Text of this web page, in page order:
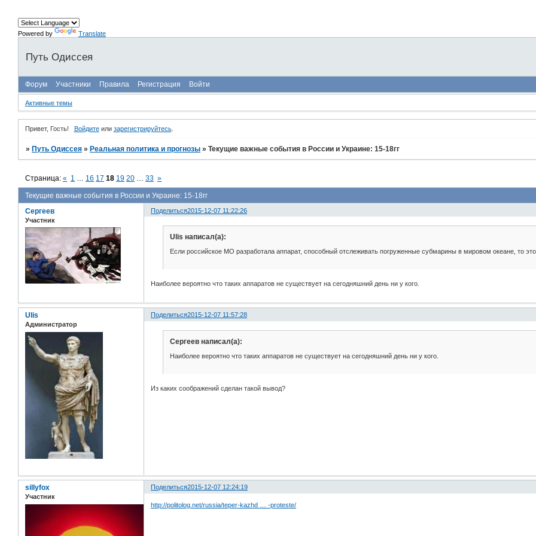
Powered by Translate
Путь Одиссея
Форум Участники Правила Регистрация Войти
Активные темы
Привет, Гость! Войдитеили зарегистрируйтесь.
» Путь Одиссея » Реальная политика и прогнозы »Текущие важные события в России и Украине: 15-18гг
Текущие важные события в России и Украине: 15-18гг
Страница:« 1 16 17 18 19 20 33 »
Поделиться2015-12-07 11:22:26
Сергеев
Участник
Ulis написал(а):
Если российское МО разработала аппарат, способный отслеживать погруженные субмарины в мировом океане, то
Наиболее вероятно что таких аппаратов не существует на сегодняшний день ни у кого.
Поделиться2015-12-07 11:57:28
Ulis
Администратор
Сергеев написал(а):
Наиболее вероятно что таких аппаратов не существует на сегодняшний день ни у кого.
Из каких соображений сделан такой вывод?
Поделиться2015-12-07 12:24:19
sillyfox
Участник
http://politolog.net/russia/teper-kazhd … -proteste/